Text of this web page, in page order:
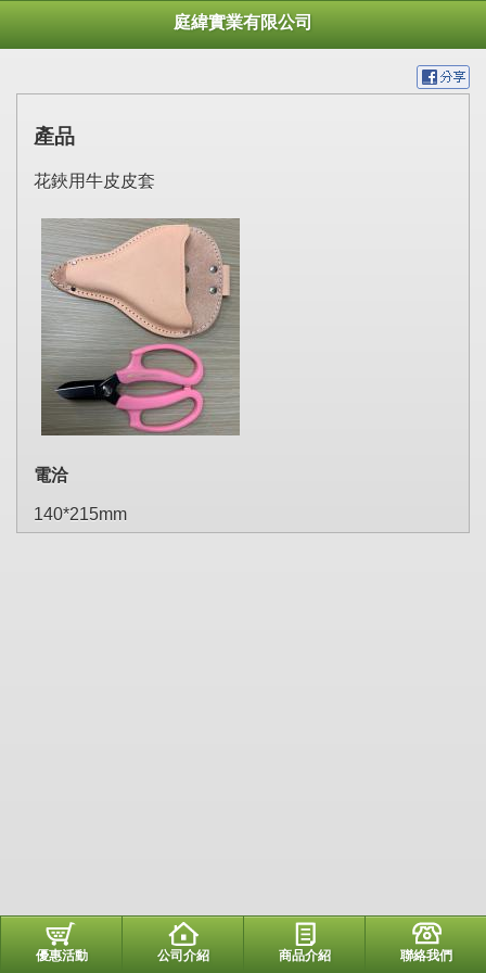
庭緯實業有限公司
產品
花鋏用牛皮皮套
電洽
140*215mm
優惠活動 公司介紹 商品介紹 聯絡我們